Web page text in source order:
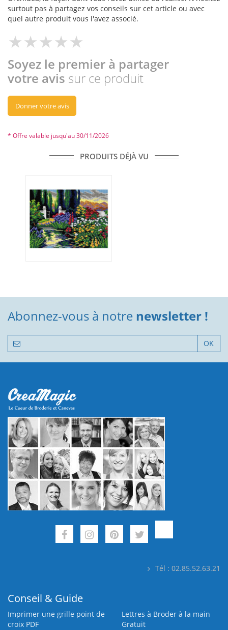
surtout pas à partagez vos conseils sur cet article ou avec
quel autre produit vous l'avez associé.
Soyez le premier à partager
votre avis sur ce produit
Donner votre avis
* Offre valable jusqu'au 30/11/2026
PRODUITS DÉJÀ VU
Abonnez-vous à notre newsletter !
OK
Tél : 02.85.52.63.21
Conseil & Guide
Imprimer une grille point de
croix PDF
Lettres à Broder à la main
Gratuit